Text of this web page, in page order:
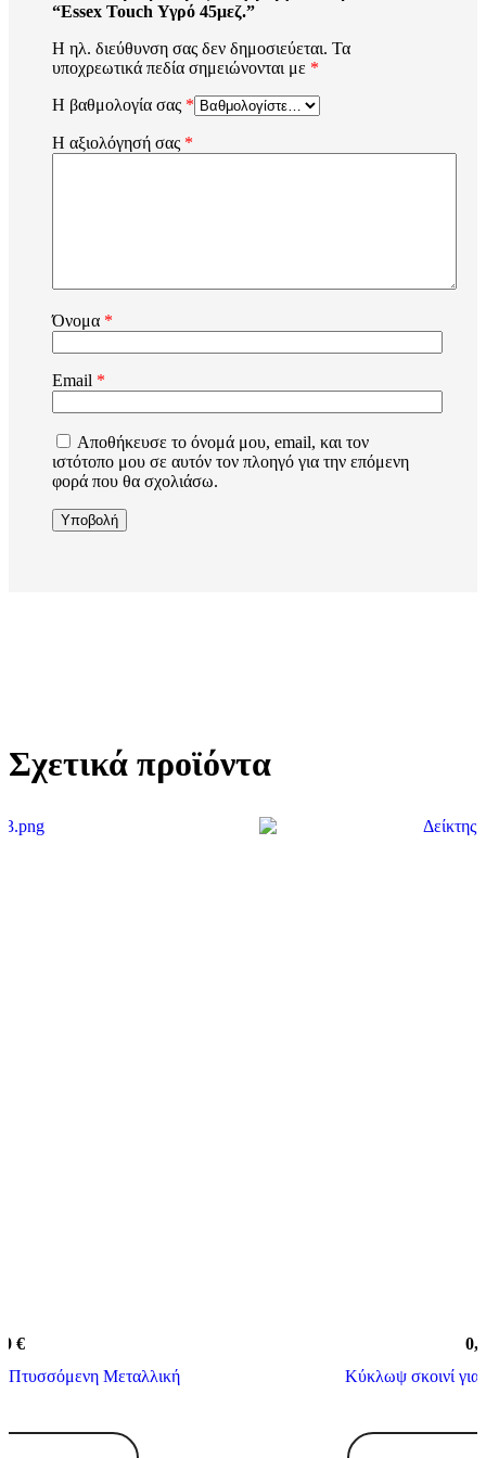
“Essex Touch Υγρό 45μεζ.”
Η ηλ. διεύθυνση σας δεν δημοσιεύεται. Τα
υποχρεωτικά πεδία σημειώνονται με *
Η βαθμολογία σας *
Η αξιολόγησή σας *
Όνομα *
Email *
Αποθήκευσε το όνομά μου, email, και τον
ιστότοπο μου σε αυτόν τον πλοηγό για την επόμενη
φορά που θα σχολιάσω.
Σχετικά προϊόντα
€
Μεταλλική
Κύκλωψ σκοινί